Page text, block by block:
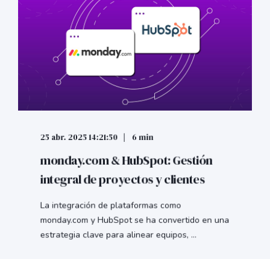
25 abr. 2025 14:21:50 6 min
monday.com & HubSpot: Gestión
integral de proyectos y clientes
La integración de plataformas como
monday.com y HubSpot se ha convertido en una
estrategia clave para alinear equipos, ...